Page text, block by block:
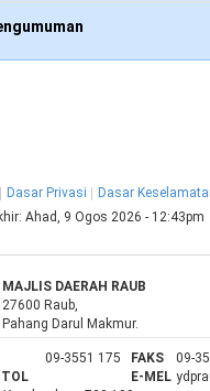
Dasar Privasi Dasar
Ahad, 9 Ogos 2026 - 12:43pm
MAJLIS DAERAH RAUB
27600 Raub,
Pahang Darul Makmur.
09-3551 175 FAKS
09-
TOL
E-MEL